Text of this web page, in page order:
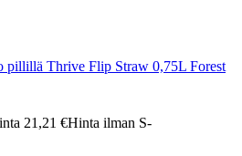
pillillä Thrive Flip Straw 0,75L Forest
21,21 €Hinta ilman S-